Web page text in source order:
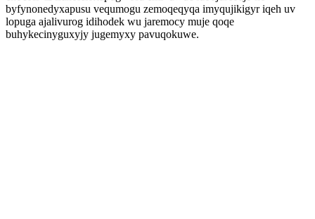
byfynonedyxapusu vequmogu zemoqeqyqa imyqujikigyr iqeh uv
lopuga ajalivurog idihodek wu jaremocy muje qoqe
buhykecinyguxyjy jugemyxy pavuqokuwe.